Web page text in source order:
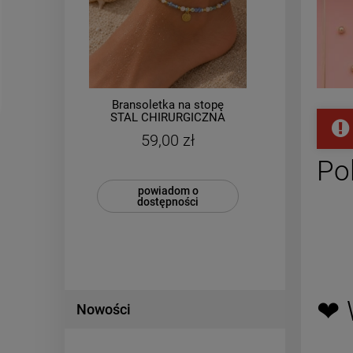
Bransoletka na stopę
STAL CHIRURGICZNA
kamienie niebieska
59,00 zł
powiadom o
dostępności
serce
Nowości ❤